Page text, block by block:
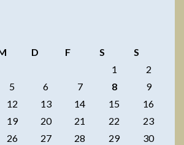
D F S
S
1
2
5 6 7 8
9
12 13 14 15
16
19 20 21 22
23
26 27 28 29
30